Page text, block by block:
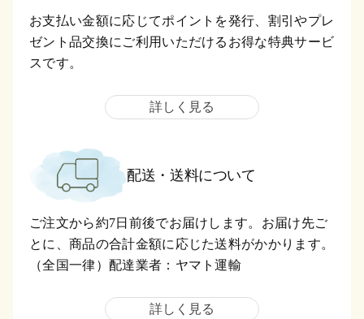
お支払い金額に応じてポイントを発行、割引やプレ
ゼント品交換にご利用いただけるお得な特典サービ
スです。
詳しく見る
配送・送料について
ご注文から約7日前後でお届けします。お届け先ご
とに、商品の合計金額に応じた送料がかかります。
（全国一律）配達業者：ヤマト運輸
詳しく見る